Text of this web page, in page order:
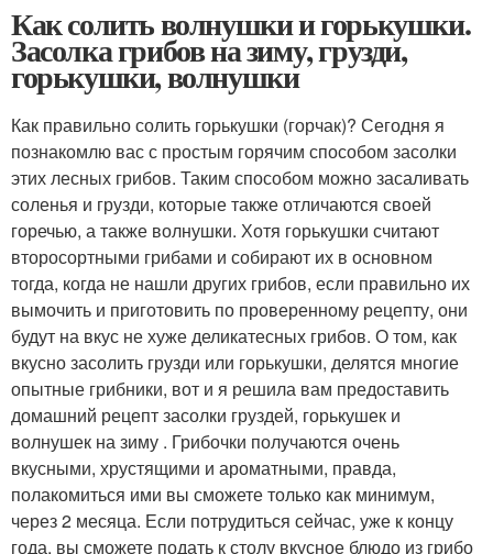
Как солить волнушки и горькушки.
Засолка грибов на зиму, грузди,
горькушки, волнушки
Как правильно солить горькушки (горчак)? Сегодня я
познакомлю вас с простым горячим способом засолки
этих лесных грибов. Таким способом можно засаливать
соленья и грузди, которые также отличаются своей
горечью, а также волнушки. Хотя горькушки считают
второсортными грибами и собирают их в основном
тогда, когда не нашли других грибов, если правильно их
вымочить и приготовить по проверенному рецепту, они
будут на вкус не хуже деликатесных грибов. О том, как
вкусно засолить грузди или горькушки, делятся многие
опытные грибники, вот и я решила вам предоставить
домашний рецепт засолки груздей, горькушек и
волнушек на зиму . Грибочки получаются очень
вкусными, хрустящими и ароматными, правда,
полакомиться ими вы сможете только как минимум,
через 2 месяца. Если потрудиться сейчас, уже к концу
года, вы сможете подать к столу вкусное блюдо из грибо